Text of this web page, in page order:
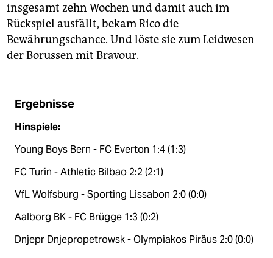
insgesamt zehn Wochen und damit auch im
Rückspiel ausfällt, bekam Rico die
Bewährungschance. Und löste sie zum Leidwesen
der Borussen mit Bravour.
Ergebnisse
Hinspiele:
Young Boys Bern - FC Everton 1:4 (1:3)
FC Turin - Athletic Bilbao 2:2 (2:1)
VfL Wolfsburg - Sporting Lissabon 2:0 (0:0)
Aalborg BK - FC Brügge 1:3 (0:2)
Dnjepr Dnjepropetrowsk - Olympiakos Piräus 2:0 (0:0)